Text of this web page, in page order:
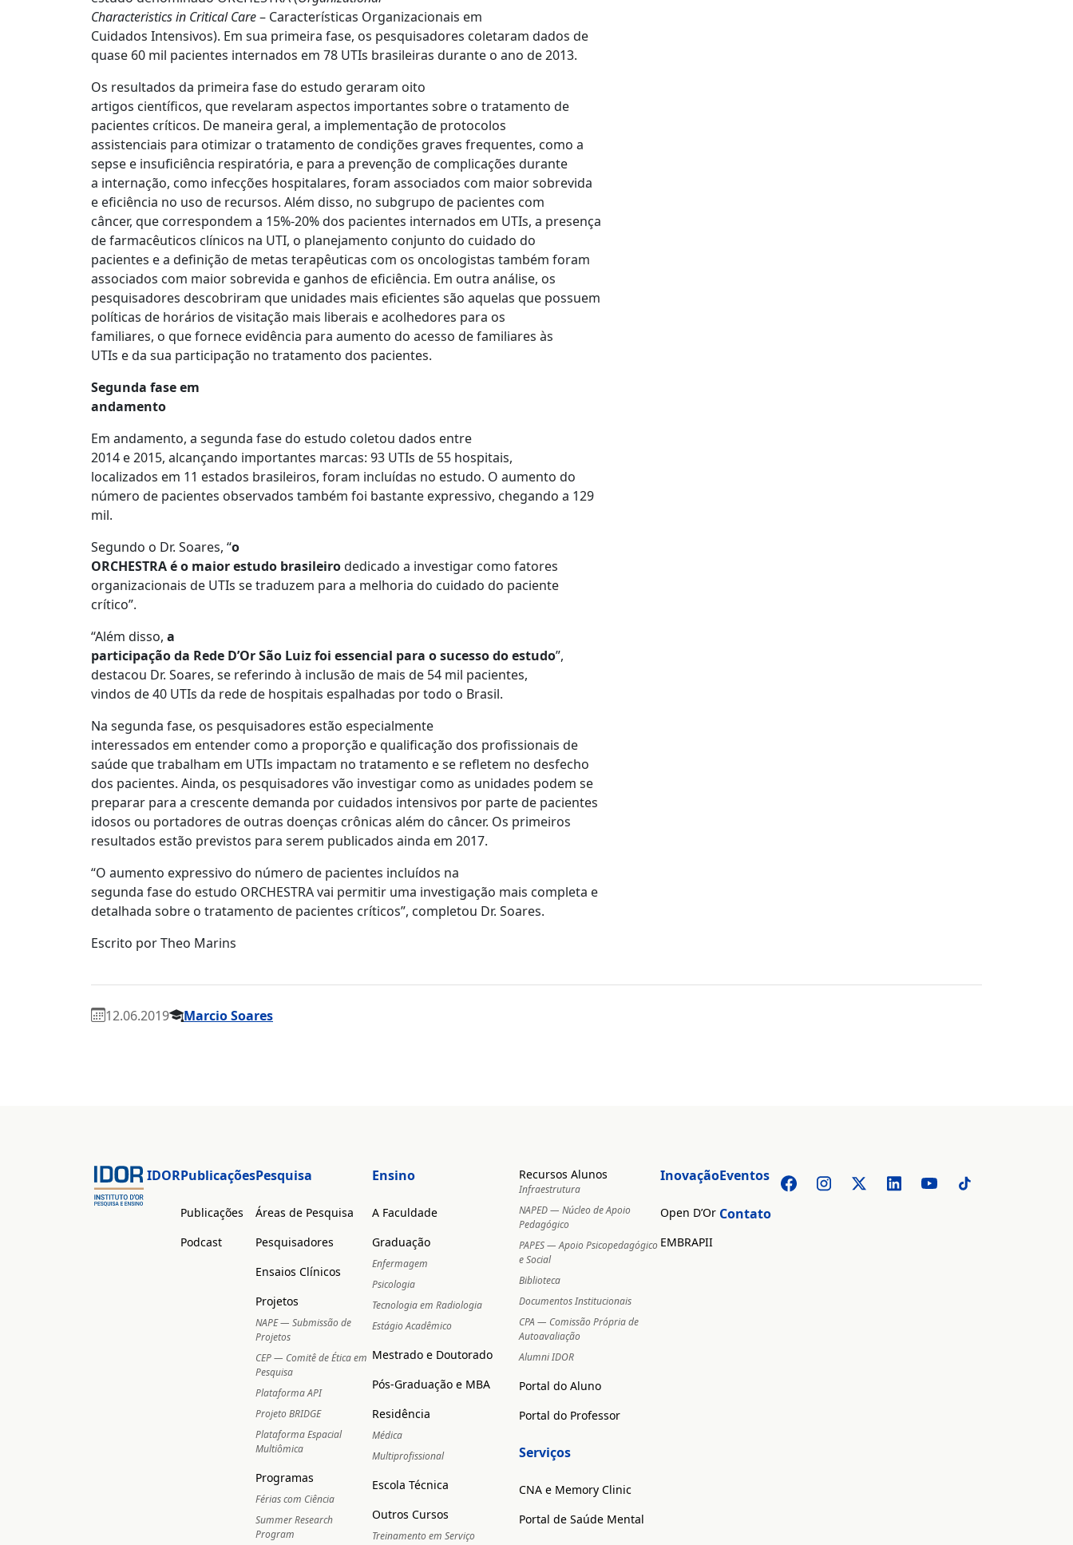
Characteristics in Critical Care– Características Organizacionais em
Cuidados Intensivos). Em sua primeira fase, os pesquisadores coletaram dados de
quase 60 mil pacientes internados em 78 UTIs brasileiras durante o ano de 2013.
Os resultados da primeira fase do estudo geraram oito
artigos científicos, que revelaram aspectos importantes sobre o tratamento de
pacientes críticos. De maneira geral, a implementação de protocolos
assistenciais para otimizar o tratamento de condições graves frequentes, como a
sepse e insuficiência respiratória, e para a prevenção de complicações durante
a internação, como infecções hospitalares, foram associados com maior sobrevida
e eficiência no uso de recursos. Além disso, no subgrupo de pacientes com
câncer, que correspondem a 15%-20% dos pacientes internados em UTIs, a presença
de farmacêuticos clínicos na UTI, o planejamento conjunto do cuidado do
pacientes e a definição de metas terapêuticas com os oncologistas também foram
associados com maior sobrevida e ganhos de eficiência. Em outra análise, os
pesquisadores descobriram que unidades mais eficientes são aquelas que possuem
políticas de horários de visitação mais liberais e acolhedores para os
familiares, o que fornece evidência para aumento do acesso de familiares às
UTIs e da sua participação no tratamento dos pacientes.
Segunda fase em
andamento
Em andamento, a segunda fase do estudo coletou dados entre
2014 e 2015, alcançando importantes marcas: 93 UTIs de 55 hospitais,
localizados em 11 estados brasileiros, foram incluídas no estudo. O aumento do
número de pacientes observados também foi bastante expressivo, chegando a 129
mil.
Segundo o Dr. Soares, “o
ORCHESTRA é o maior estudo brasileirodedicado a investigar como fatores
organizacionais de UTIs se traduzem para a melhoria do cuidado do paciente
crítico”.
“Além disso, a
participação da Rede D’Or São Luiz foi essencial para o sucesso do estudo”,
destacou Dr. Soares, se referindo à inclusão de mais de 54 mil pacientes,
vindos de 40 UTIs da rede de hospitais espalhadas por todo o Brasil.
Na segunda fase, os pesquisadores estão especialmente
interessados em entender como a proporção e qualificação dos profissionais de
saúde que trabalham em UTIs impactam no tratamento e se refletem no desfecho
dos pacientes. Ainda, os pesquisadores vão investigar como as unidades podem se
preparar para a crescente demanda por cuidados intensivos por parte de pacientes
idosos ou portadores de outras doenças crônicas além do câncer. Os primeiros
resultados estão previstos para serem publicados ainda em 2017.
“O aumento expressivo do número de pacientes incluídos na
segunda fase do estudo ORCHESTRA vai permitir uma investigação mais completa e
detalhada sobre o tratamento de pacientes críticos”, completou Dr. Soares.
Escrito por Theo Marins
12.06.2019 Marcio Soares
IDORPublicações
Publicações
Podcast
Pesquisa
Áreas de Pesquisa
Pesquisadores
Ensaios Clínicos
Projetos
NAPE — Submissão de
Projetos
CEP — Comitê de Ética em
Pesquisa
Plataforma API
Projeto BRIDGE
Plataforma Espacial
Multiômica
Programas
Férias com Ciência
Summer Research
Program
Ensino
A Faculdade
Graduação
Enfermagem
Psicologia
Tecnologia em Radiologia
Estágio Acadêmico
Mestrado e Doutorado
Pós-Graduação e MBA
Residência
Médica
Multiprofissional
Escola Técnica
Outros Cursos
Treinamento em Serviço
Recursos Alunos
Infraestrutura
NAPED — Núcleo de Apoio
Pedagógico
PAPES — Apoio Psicopedagógico
e Social
Biblioteca
Documentos Institucionais
CPA — Comissão Própria de
Autoavaliação
Alumni IDOR
Portal do Aluno
Portal do Professor
Serviços
CNA e Memory Clinic
Portal de Saúde Mental
Inovação
Open D’Or
EMBRAPII
Eventos
Contato